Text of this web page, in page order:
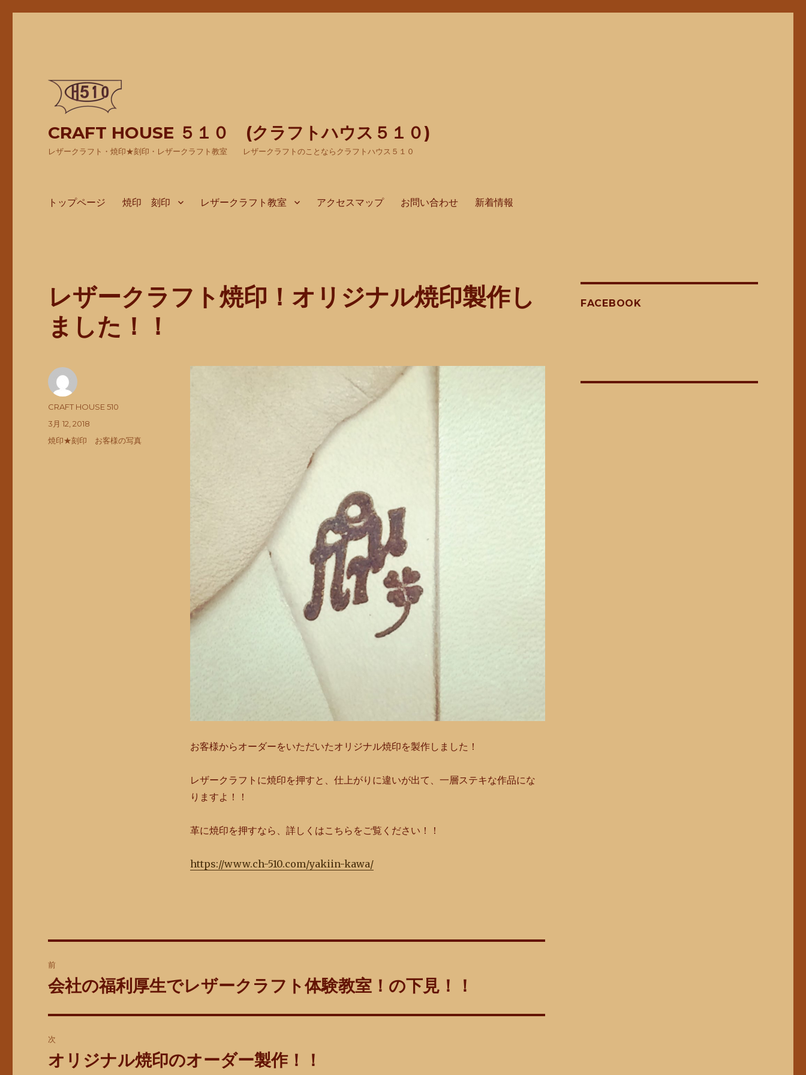
CRAFT HOUSE ５１０ (クラフトハウス５１０)
レザークラフト・焼印★刻印・レザークラフト教室 レザークラフトのことならクラフトハウス５１０
トップページ 焼印 刻印 レザークラフト教室 アクセスマップ お問い合わせ 新着情報
レザークラフト焼印！オリジナル焼印製作し
ました！！
お客様からオーダーをいただいたオリジナル焼印を製作しました！
レザークラフトに焼印を押すと、仕上がりに違いが出て、一層ステキな作品にな
りますよ！！
革に焼印を押すなら、詳しくはこちらをご覧ください！！
https://www.ch-510.com/yakiin-kawa/
投
稿
CRAFT HOUSE 510
投
稿
3月 12, 2018
カ
焼印★刻印 お客様の写真
稿
ゲ
前
前
投
稿:
会社の福利厚生でレザークラフト体験教室！の下見！！
次
次
オリジナル焼印のオーダー製作！！
FACEBOOK